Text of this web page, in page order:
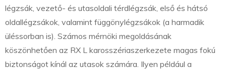
légzsák, vezető- és utasoldali térdlégzsák, első és hátsó
oldallégzsákok, valamint függönylégzsákok (a harmadik
üléssorban is). Számos mérnöki megoldásának
köszönhetően az RX L karosszériaszerkezete magas fokú
biztonságot kínál az utasok számára. Ilyen például a